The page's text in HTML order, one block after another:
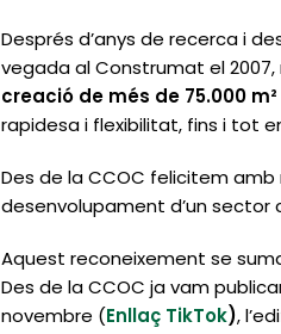
Després d’anys de recerca i
vegada al Construmat el
creació de més de 75.000
rapidesa i flexibilitat, fins i tot
Des de la CCOC felicitem
desenvolupament d’un sector
Aquest reconeixement se
Des de la CCOC ja vam
novembre (Enllaç TikTok),